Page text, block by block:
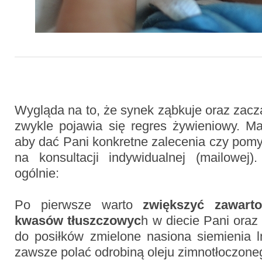
Wygląda na to, że synek ząbkuje oraz
zwykle pojawia się regres żywieniowy.
aby dać Pani konkretne zalecenia czy
na konsultacji indywidualnej
ogólnie:
Po pierwsze wartozwiększyć
kwasów tłuszczowych w diecie Pani
do posiłków zmielone nasiona siemienia
zawsze polać odrobiną oleju